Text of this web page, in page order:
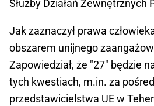
Służby Działań Zewnętrznych
Jak zaznaczył prawa
obszarem unijnego
Zapowiedział, że "27" będzie
tych kwestiach, m.in. za
przedstawicielstwa UE w